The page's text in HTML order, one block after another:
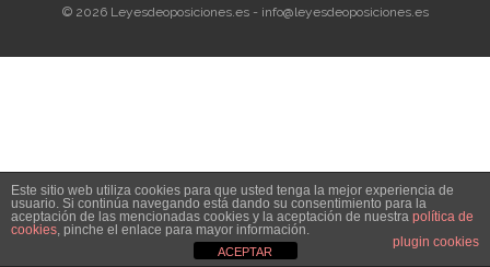
CONVOCATORIAS
2025
- OPOSICIÓN Gestión Procesal, turno libre – 2025
© 2026 Leyesdeoposiciones.es - info@leyesdeoposiciones.es
Este sitio web utiliza cookies para que usted tenga la mejor experiencia de
usuario. Si continúa navegando está dando su consentimiento para la
aceptación de las mencionadas cookies y la aceptación de nuestra política de
cookies, pinche el enlace para mayor información.
plugin cookies
ACEPTAR